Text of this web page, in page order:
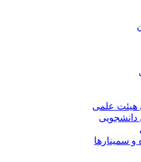
هیئت علمی
و سمینارها